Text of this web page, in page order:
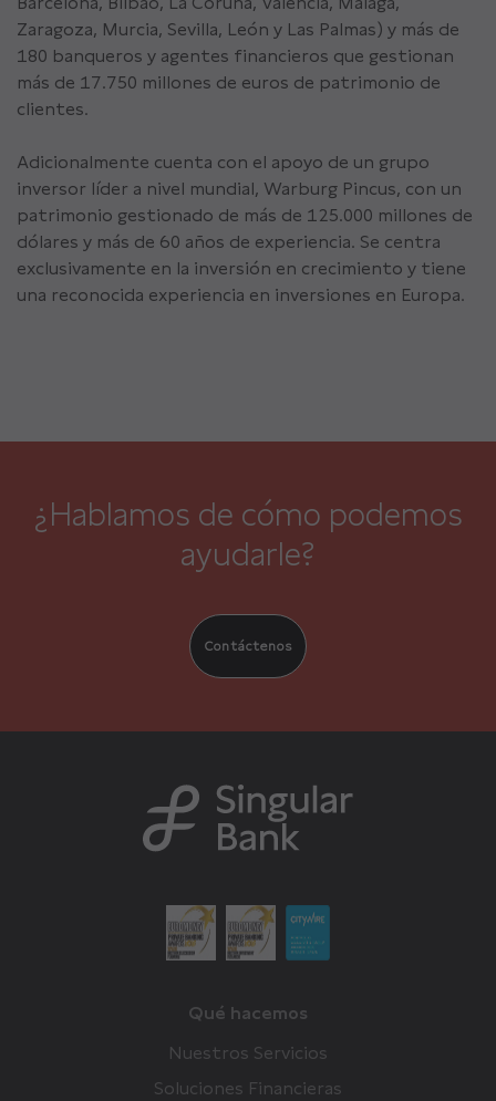
Zaragoza, Murcia, Sevilla, León y Las Palmas) y más de
180 banqueros y agentes financieros que gestionan
más de 17.750 millones de euros de patrimonio de
clientes.
Adicionalmente cuenta con el apoyo de un grupo
inversor líder a nivel mundial, Warburg Pincus, con un
patrimonio gestionado de más de 125.000 millones de
dólares y más de 60 años de experiencia. Se centra
exclusivamente en la inversión en crecimiento y tiene
una reconocida experiencia en inversiones en Europa.
¿Hablamos de cómo podemos
ayudarle?
Contáctenos
Qué hacemos
Nuestros Servicios
Soluciones Financieras